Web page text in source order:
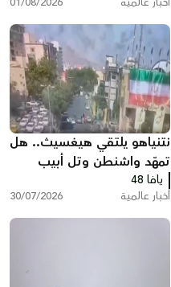
نتنياهو يلتقي هيغسيث.. هل
تمهّد واشنطن وتل أبيب
لضربة جديدة ضد إيران؟
يافا 48
أخبار عالمية 30/07/2026